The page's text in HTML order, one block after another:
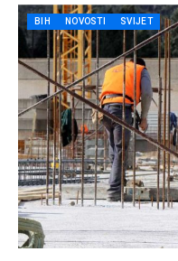
BIH NOVOSTI SVIJET